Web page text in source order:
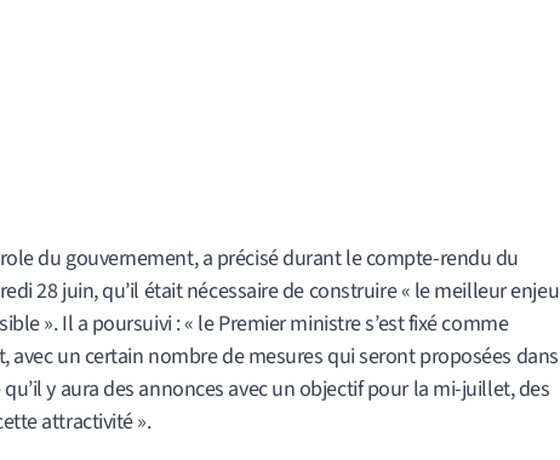
du gouvernement, a précisé durant le compte-rendu du
28 juin, qu’il était nécessaire de construire « le meilleur enjeu
». Il a poursuivi : « le Premier ministre s’est fixé comme
avec un certain nombre de mesures qui seront proposées dans
y aura des annonces avec un objectif pour la mi-juillet, des
attractivité ».